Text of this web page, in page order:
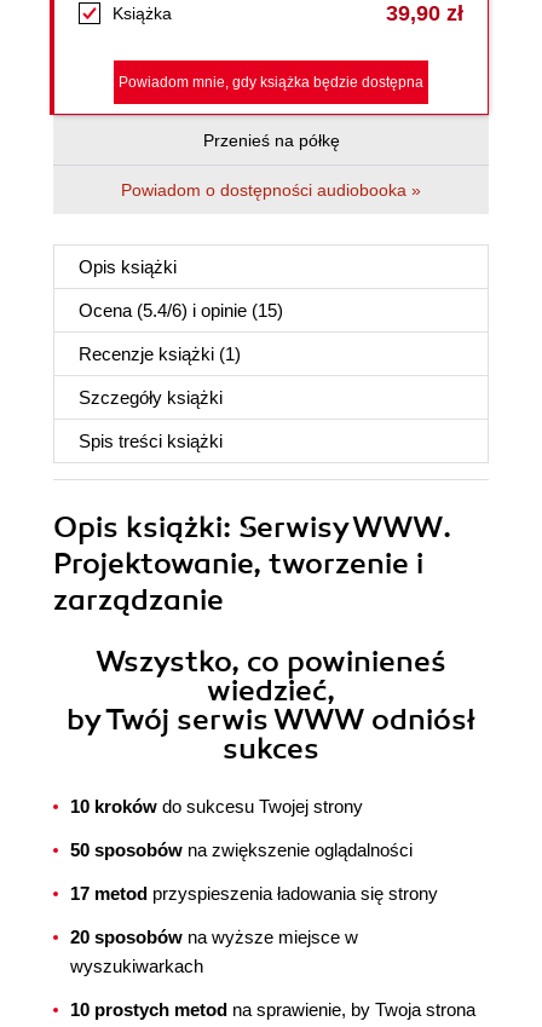
Książka 39,90 zł
Powiadom mnie, gdy książka będzie dostępna
Przenieś na półkę
Powiadom o dostępności audiobooka »
Opis książki
Ocena (5.4/6) i opinie (15)
Recenzje książki (1)
Szczegóły książki
Spis treści książki
Opis książki: Serwisy WWW.
Projektowanie, tworzenie i
zarządzanie
Wszystko, co powinieneś
wiedzieć,
by Twój serwis WWW odniósł
sukces
10 kroków do sukcesu Twojej strony
50 sposobów na zwiększenie oglądalności
17 metod przyspieszenia ładowania się strony
20 sposobów na wyższe miejsce w
wyszukiwarkach
10 prostych metod na sprawienie, by Twoja strona